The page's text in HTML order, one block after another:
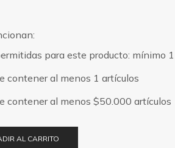
para este producto: mínimo
contener al menos 1 artículos
contener al menos$50.000 artículos
AL CARRITO